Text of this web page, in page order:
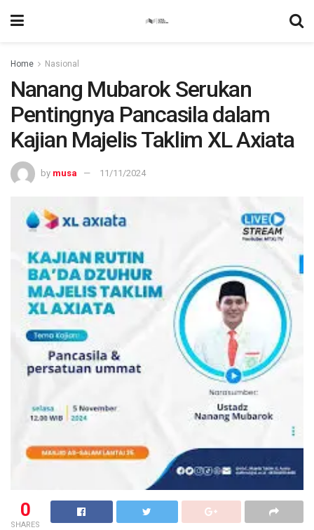
Home Nasional
Nanang Mubarok Serukan
Pentingnya Pancasila dalam
Kajian Majelis Taklim XL Axiata
by musa 11/11/2024
0
SHARES